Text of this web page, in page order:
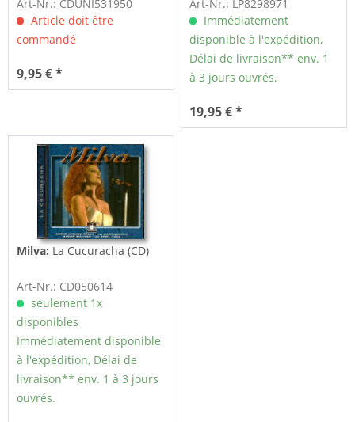
Art-Nr.: CDUNI531950
Article doit être
commandé
9,95 € *
Art-Nr.: LP8298971
Immédiatement
disponible à l'expédition,
Délai de livraison** env. 1
à 3 jours ouvrés.
19,95 € *
Milva: La Cucuracha (CD)
Art-Nr.: CD050614
seulement 1x
disponibles
Immédiatement disponible
à l'expédition, Délai de
livraison** env. 1 à 3 jours
ouvrés.